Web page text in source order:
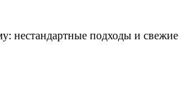
нестандартные подходы и свежие